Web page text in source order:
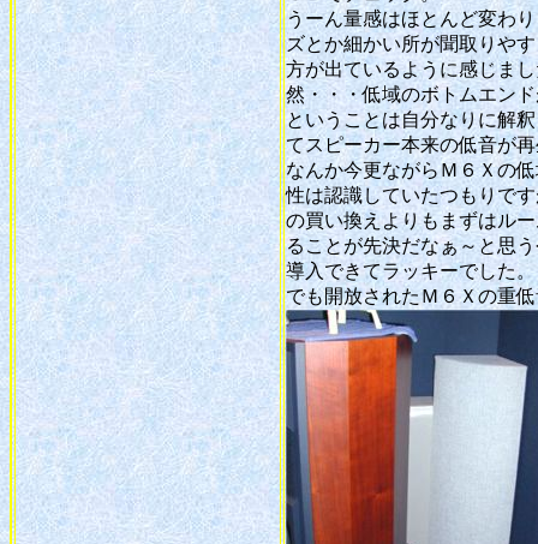
うーん量感はほとんど変わ
ズとか細かい所が聞取りや
方が出ているように感じま
然・・・低域のボトムエン
ということは自分なりに解
てスピーカー本来の低音が
なんか今更ながらＭ６Ｘの
性は認識していたつもりで
の買い換えよりもまずはル
ることが先決だなぁ～と思
導入できてラッキーでした。
でも開放されたＭ６Ｘの重